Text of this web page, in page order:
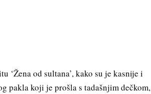
od sultana’, kako su je kasnije i
pakla koji je prošla s tadašnjim dečkom,